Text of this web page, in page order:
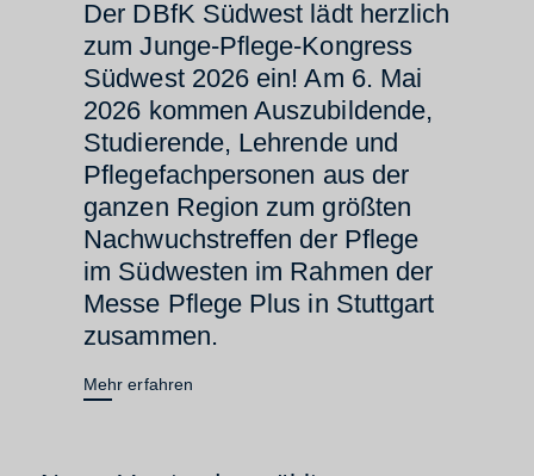
Der DBfK Südwest lädt herzlich
zum Junge-Pflege-Kongress
Südwest 2026 ein! Am 6. Mai
2026 kommen Auszubildende,
Studierende, Lehrende und
Pflegefachpersonen aus der
ganzen Region zum größten
Nachwuchstreffen der Pflege
im Südwesten im Rahmen der
Messe Pflege Plus in Stuttgart
zusammen.
Mehr erfahren